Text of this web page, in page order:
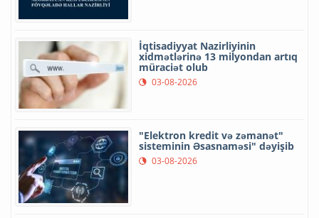
İqtisadiyyat Nazirliyinin
xidmətlərinə 13 milyondan artıq
müraciət olub
03-08-2026
"Elektron kredit və zəmanət"
sisteminin Əsasnaməsi" dəyişib
03-08-2026